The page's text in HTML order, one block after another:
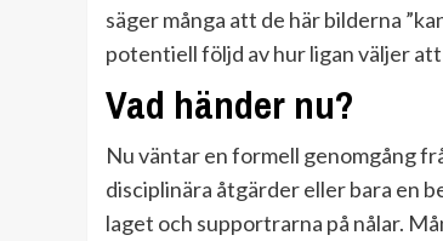
säger många att de här bilderna
potentiell följd av hur ligan väljer
Vad händer nu?
Nu väntar en formell genomgång
disciplinära åtgärder eller bara en
laget och supportrarna på nålar.